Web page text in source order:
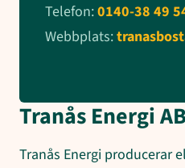
Telefon:0140-38 49
Webbplats:
Tranås Energi AB
Tranås Energi producerar